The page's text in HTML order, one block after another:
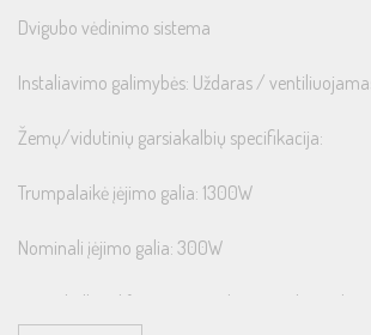
Dvigubo vėdinimo sistema
Instaliavimo galimybės: Uždaras /
Žemų/vidutinių garsiakalbių specifikacija:
Trumpalaikė įėjimo galia: 1300W
Nominali įėjimo galia: 300W
Garsiakalbio difuzoriaus medžiaga: Polipropileno